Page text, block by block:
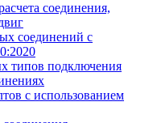
соединения,
соединений с
типов подключения
с использованием